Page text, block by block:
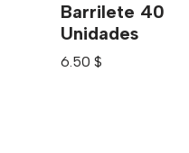
Barrilete 40
Unidades
6.50 $